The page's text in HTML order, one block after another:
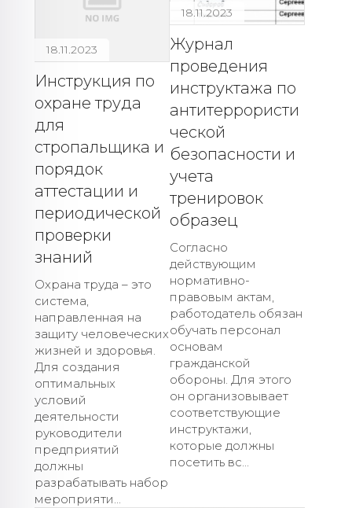
18.11.2023
Инструкция по
охране труда
для
стропальщика и
порядок
аттестации и
периодической
проверки
знаний
Охрана труда – это
система,
направленная на
защиту человеческих
жизней и здоровья.
Для создания
оптимальных
условий
деятельности
руководители
предприятий
должны
разрабатывать набор
мероприяти...
18.11.2023
Журнал
проведения
инструктажа по
антитеррористи
ческой
безопасности и
учета
тренировок
образец
Согласно
действующим
нормативно-
правовым актам,
работодатель обязан
обучать персонал
основам
гражданской
обороны. Для этого
он организовывает
соответствующие
инструктажи,
которые должны
посетить вс...